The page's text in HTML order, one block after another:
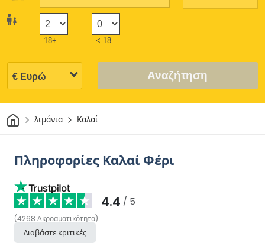
18+ < 18
Αναζήτηση
Σπίτιλιμάνια Καλαί
Πληροφορίες Καλαί Φέρι
4.4 / 5
(4268 Ακροαματικότητα)
Διαβάστε κριτικές